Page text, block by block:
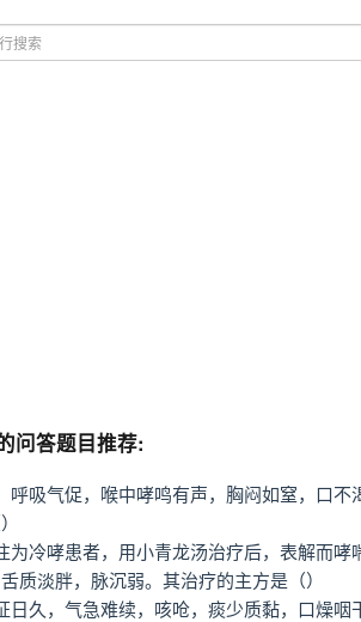
问答题目推荐:
呼吸气促，喉中哮鸣有声，胸闷如窒，口
为冷哮患者，用小青龙汤治疗后，表解而
质淡胖，脉沉弱。其治疗的主方是（）
日久，气急难续，咳呛，痰少质黏，口燥咽